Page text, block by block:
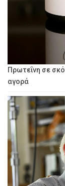
Πρωτεΐνη σε
αγορά